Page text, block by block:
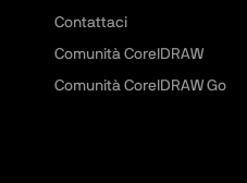
Contattaci
Comunità CorelDRAW
Comunità CorelDRAW Go